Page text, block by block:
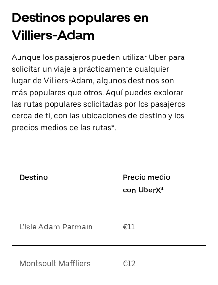
Destinos populares en
Villiers-Adam
Aunque los pasajeros pueden utilizar Uber para
solicitar un viaje a prácticamente cualquier
lugar de Villiers-Adam, algunos destinos son
más populares que otros. Aquí puedes explorar
las rutas populares solicitadas por los pasajeros
cerca de ti, con las ubicaciones de destino y los
precios medios de las rutas*.
Destino
Precio medio
con UberX*
L'Isle Adam Parmain €11
Montsoult Maffliers €12